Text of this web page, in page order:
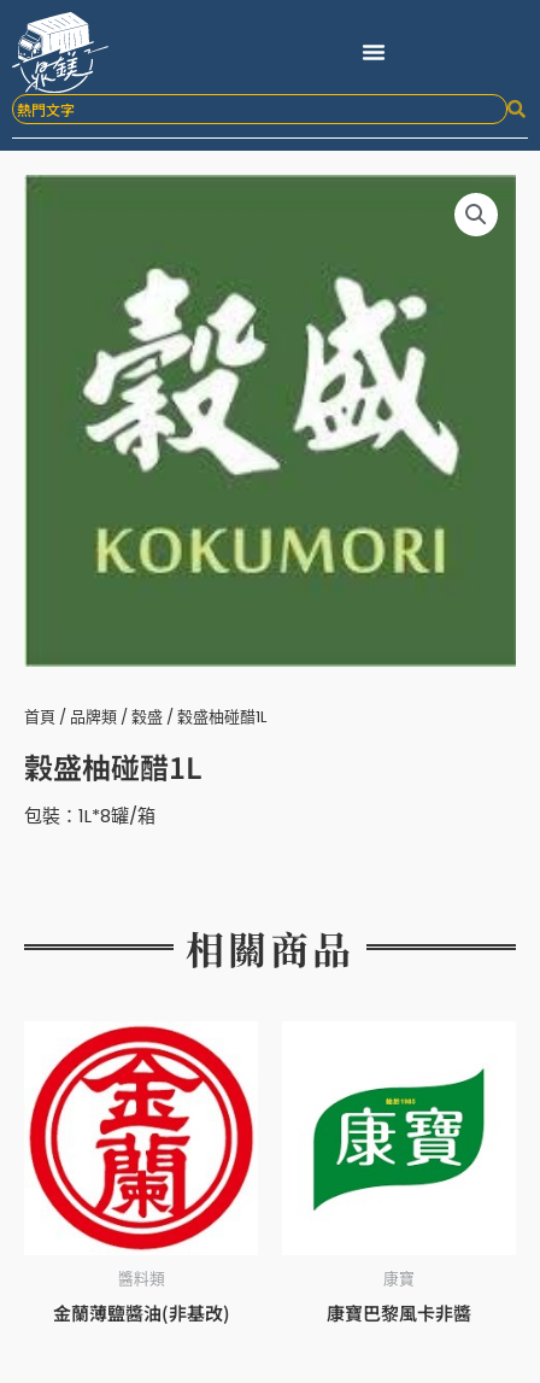
要
內
首頁 / 品牌類 /穀盛 / 穀盛柚碰醋1L
穀盛柚碰醋1L
包裝：1L*8罐/箱
相關商品
醬料類
金蘭薄鹽醬油(非基改)
康寶
康寶巴黎風卡非醬